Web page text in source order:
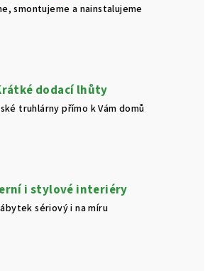
smontujeme a nainstalujeme
dodací lhůty
truhlárny přímo k Vám domů
i stylové interiéry
sériový i na míru